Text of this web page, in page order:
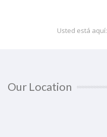
Usted está aquí:
Our Location